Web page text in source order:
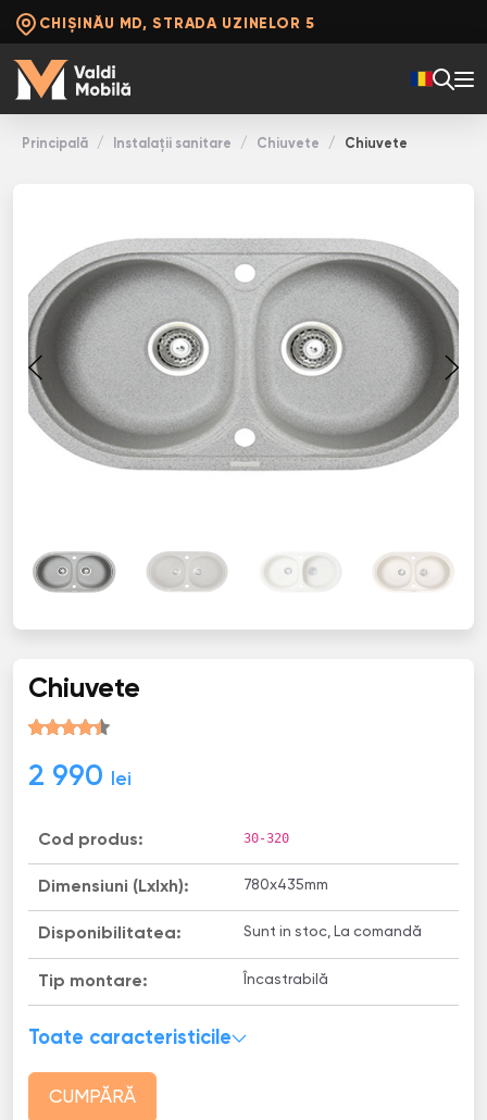
CHIȘINĂU MD, STRADA UZINELOR 5
Principală Instalații sanitare Chiuvete Chiuvete
Chiuvete
2 990 lei
Cod produs: 30-320
Dimensiuni (Lxlxh): 780x435mm
Disponibilitatea: Sunt in stoc, La comandă
Tip montare: Încastrabilă
Toate caracteristicile
CUMPĂRĂ